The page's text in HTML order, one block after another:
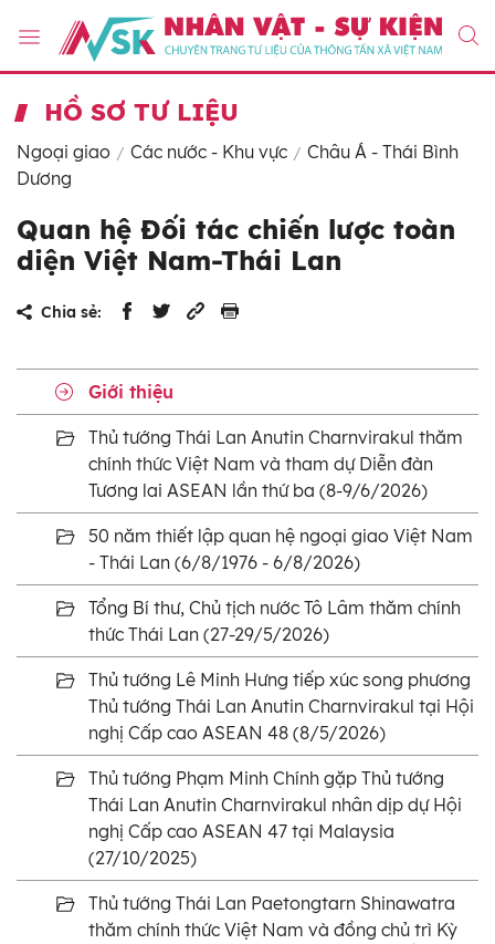
HỒ SƠ TƯ LIỆU
Ngoại giao Các nước - Khu vực
Châu Á - Thái Bình
Dương
Quan hệ Đối tác chiến lược toàn
diện Việt Nam-Thái Lan
Chia sẻ:
Giới thiệu
Thủ tướng Thái Lan Anutin Charnvirakul thăm
chính thức Việt Nam và tham dự Diễn đàn
Tương lai ASEAN lần thứ ba (8-9/6/2026)
50 năm thiết lập quan hệ ngoại giao Việt Nam
- Thái Lan (6/8/1976 - 6/8/2026)
Tổng Bí thư, Chủ tịch nước Tô Lâm thăm chính
thức Thái Lan (27-29/5/2026)
Thủ tướng Lê Minh Hưng tiếp xúc song phương
Thủ tướng Thái Lan Anutin Charnvirakul tại Hội
nghị Cấp cao ASEAN 48 (8/5/2026)
Thủ tướng Phạm Minh Chính gặp Thủ tướng
Thái Lan Anutin Charnvirakul nhân dịp dự Hội
nghị Cấp cao ASEAN 47 tại Malaysia
(27/10/2025)
Thủ tướng Thái Lan Paetongtarn Shinawatra
thăm chính thức Việt Nam và đồng chủ trì Kỳ